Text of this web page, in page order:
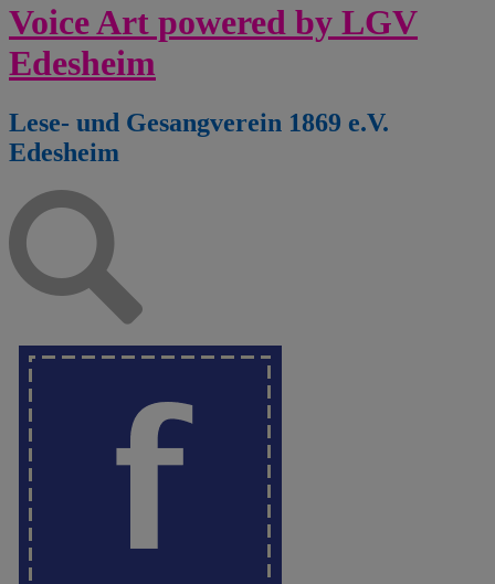
Skip
to
content
Voice Art powered by LGV
Edesheim
Lese- und Gesangverein 1869 e.V.
Edesheim